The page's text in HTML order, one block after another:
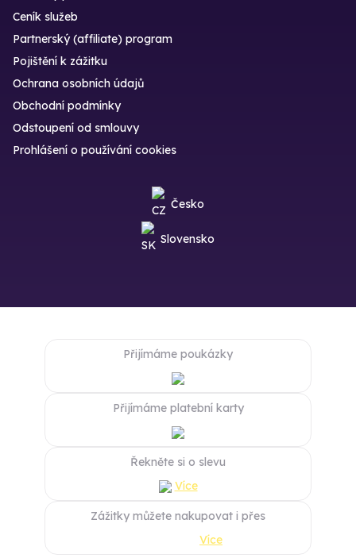
Ceník služeb
Partnerský (affiliate) program
Pojištění k zážitku
Ochrana osobních údajů
Obchodní podmínky
Odstoupení od smlouvy
Prohlášení o používání cookies
Česko
Slovensko
Přijímáme poukázky
Přijímáme platební karty
Řekněte si o slevu
Více
Zážitky můžete nakupovat i přes
Více